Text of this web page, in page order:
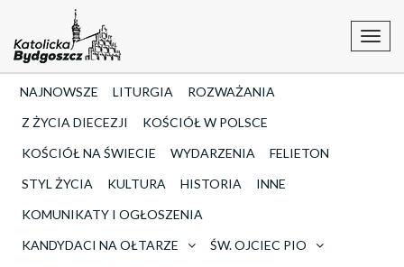
NAJNOWSZE LITURGIA
ROZWAŻANIA
Z ŻYCIA DIECEZJI
KOŚCIÓŁ W POLSCE
KOŚCIÓŁ NA ŚWIECIE
WYDARZENIA
FELIETON
STYL ŻYCIA
KULTURA HISTORIA
INNE
KOMUNIKATY I OGŁOSZENIA
KANDYDACI NA OŁTARZE
ŚW. OJCIEC PIO